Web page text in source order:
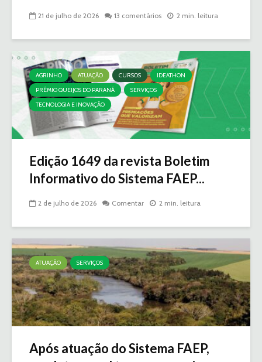
21 de julho de 2026 13 comentários 2 min. leitura
AGRINHO ATUAÇÃO CURSOS
IDEATHON
PRÊMIO QUEIJOS DO PARANÁ
SERVIÇOS
TECNOLOGIA E INOVAÇÃO
Edição 1649 da revista Boletim
Informativo do Sistema FAEP...
2 de julho de 2026 Comentar 2 min. leitura
ATUAÇÃO SERVIÇOS
Após atuação do Sistema FAEP,